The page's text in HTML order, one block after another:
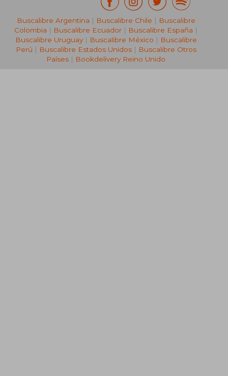
Buscalibre Argentina | Buscalibre Chile | Buscalibre
Colombia | Buscalibre Ecuador | Buscalibre España |
Buscalibre Uruguay| Buscalibre México | Buscalibre
Perú | Buscalibre Estados Unidos| Buscalibre Otros
Países | Bookdelivery Reino Unido